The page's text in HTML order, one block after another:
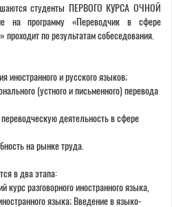
студенты ПЕРВОГО КУРСА ОЧНОЙ
программу «Переводчик в сфере
по результатам собеседования.
иностранного и русского языков;
(устного и письменного) перевода
деятельность в сфере
на рынке труда.
в два этапа:
разговорного иностранного языка,
языка; Введение в языко-